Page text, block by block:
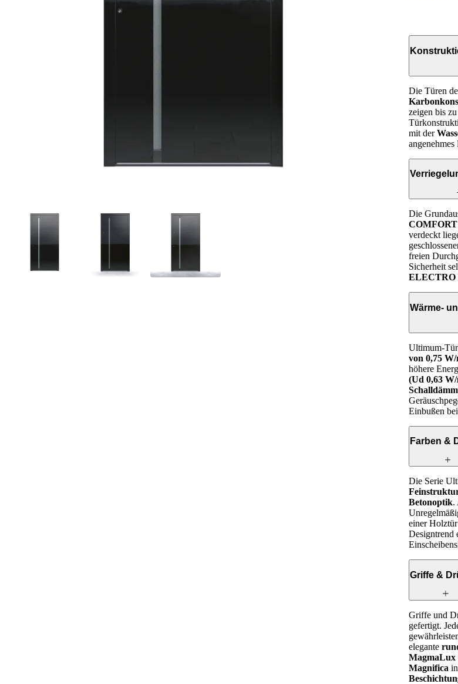
Die Türen
zeigen bis zu
mit der
Die
verdeckt
freien
Sicherheit
ELECTRO
Wärme-
Ultimum-
von 0,75 W/
höhere
(Ud 0,63
Einbußen
Farben &
Die Serie
Betonoptik.
einer Holztür
Designtrend
Griffe &
Griffe und
gefertigt.
elegante
Magnifica